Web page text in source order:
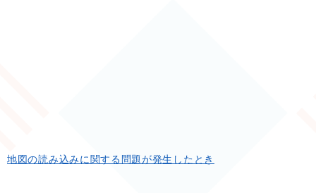
地図の読み込みに関する問題が発生したとき